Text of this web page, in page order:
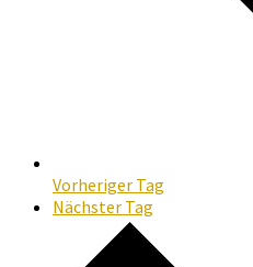
Vorheriger Tag
Nächster Tag